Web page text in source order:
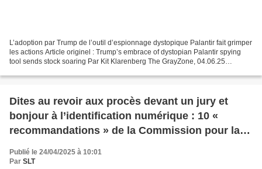
L’adoption par Trump de l’outil d’espionnage dystopique Palantir fait grimper
les actions Article originel : Trump’s embrace of dystopian Palantir spying
tool sends stock soaring Par Kit Klarenberg The GrayZone, 04.06.25
Dites au revoir aux procès devant un jury et
bonjour à l’identification numérique : 10 «
recommandations » de la Commission pour la
Publié le 24/04/2025 à 10:01
Par SLT